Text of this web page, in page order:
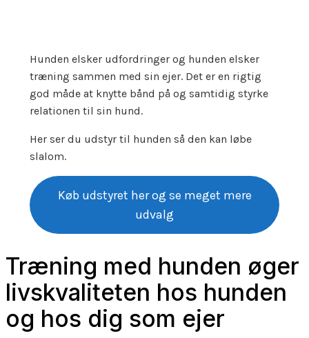
Hunden elsker udfordringer og hunden elsker
træning sammen med sin ejer. Det er en rigtig
god måde at knytte bånd på og samtidig styrke
relationen til sin hund.
Her ser du udstyr til hunden så den kan løbe
slalom.
Køb udstyret her og se meget mere
udvalg
Træning med hunden øger
livskvaliteten hos hunden
og hos dig som ejer